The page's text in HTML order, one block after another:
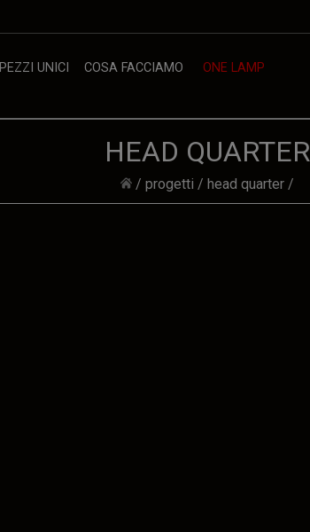
PEZZI UNICI COSA FACCIAMO ONE LAMP
HEAD QUARTER
/ progetti / head quarter /